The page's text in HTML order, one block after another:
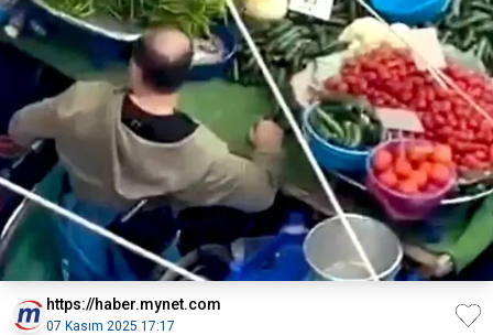
https://haber.mynet.com
07 Kasım 2025 17:17